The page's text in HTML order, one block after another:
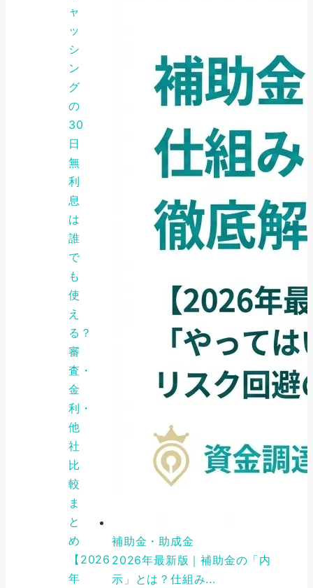
ャ
ッ
シ
ン
グ
の
30
日
無
利
息
は
誰
で
も
使
え
る？
審
査・
金
利・
他
社
比
較
ま
と
め
【2026
年
補助金・助成金
2026年最新版｜補助金の「内
示」とは？仕組み...